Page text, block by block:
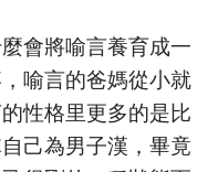
會將喻言養育成一
喻言的爸媽從小就
性格里更多的是比
己為男子漢，畢竟